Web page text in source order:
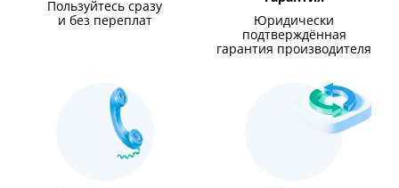
Пользуйтесь сразу
и без переплат
Юридически
подтверждённая
гарантия производителя